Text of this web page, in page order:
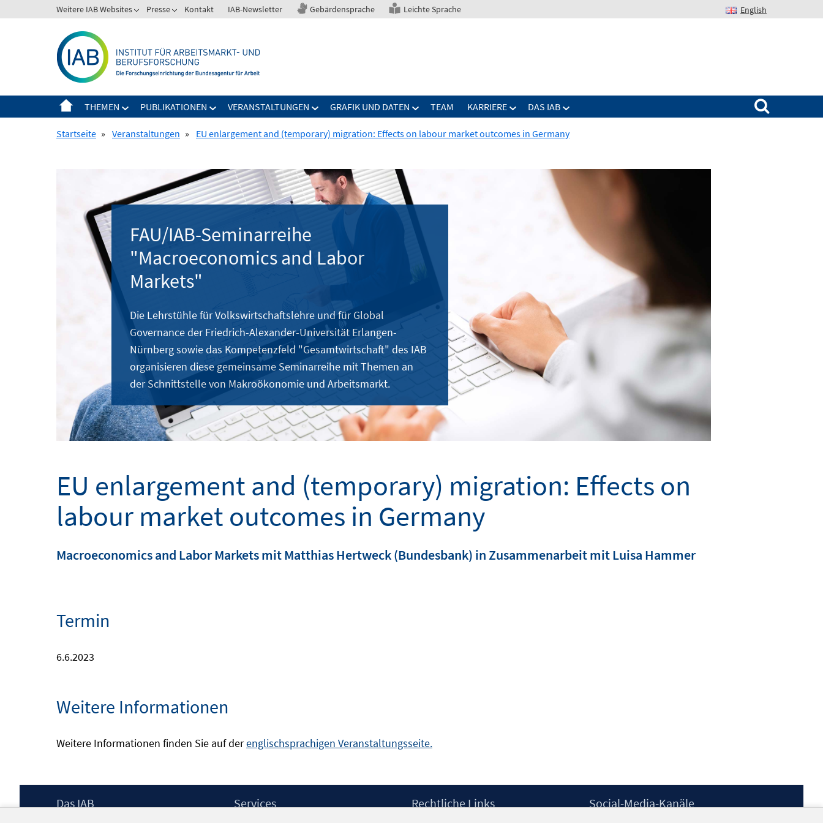
zum
Weitere IAB Websites Presse Kontakt IAB-Newsletter Gebärdensprache Leichte Sprache English
THEMEN PUBLIKATIONEN VERANSTALTUNGEN GRAFIK UND DATEN TEAM KARRIERE DAS IAB
Suchen nach:
Startseite » Veranstaltungen » EU enlargement and (temporary) migration: Effects on labour market outcomes in Germany
FAU/IAB-Seminarreihe
"Macroeconomics and Labor
Markets"
Die Lehrstühle für Volkswirtschaftslehre und für Global
Governance der Friedrich-Alexander-Universität Erlangen-
Nürnberg sowie das Kompetenzfeld "Gesamtwirtschaft" des IAB
organisieren diese gemeinsame Seminarreihe mit Themen an
der Schnittstelle von Makroökonomie und Arbeitsmarkt.
EU enlargement and (temporary) migration: Effects on
labour market outcomes in Germany
Macroeconomics and Labor Markets mit Matthias Hertweck (Bundesbank) in Zusammenarbeit mit Luisa Hammer
Termin
6.6.2023
Weitere Informationen
Weitere Informationen finden Sie auf derenglischsprachigen Veranstaltungsseite.
Footer
Das IAB Services Rechtliche Links Social-Media-Kanäle